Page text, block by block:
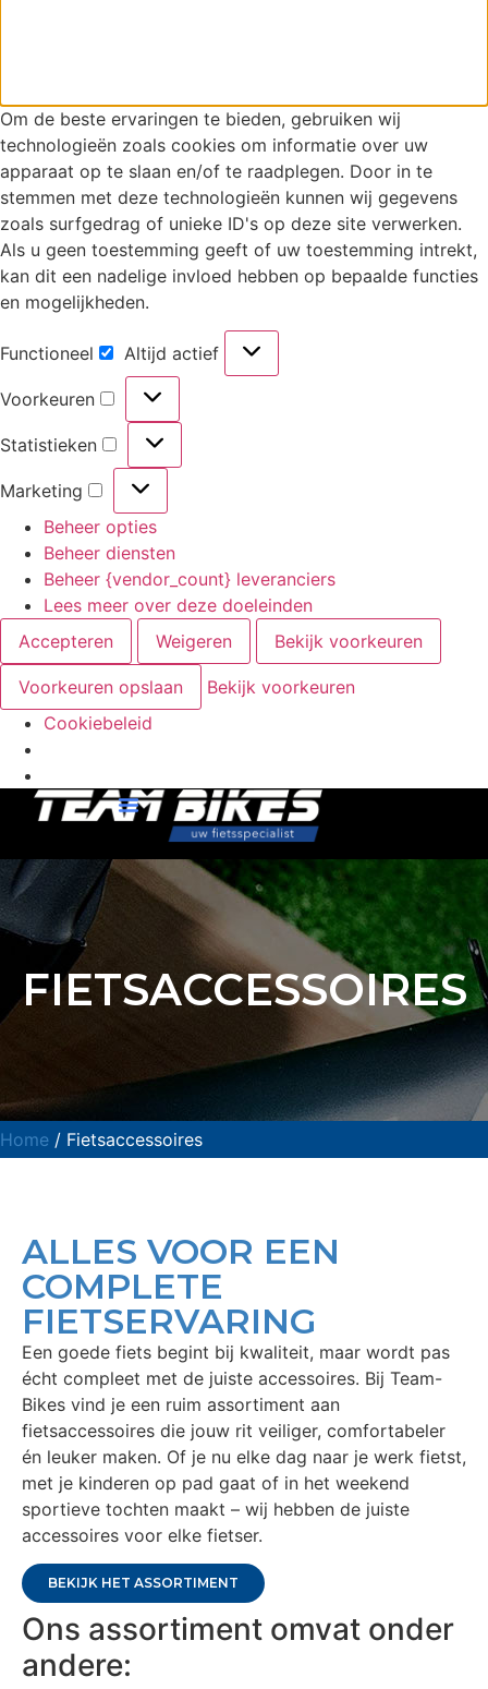
Om de beste ervaringen te bieden, gebruiken wij
technologieën zoals cookies om informatie over uw
apparaat op te slaan en/of te raadplegen. Door in te
stemmen met deze technologieën kunnen wij gegevens
zoals surfgedrag of unieke ID's op deze site verwerken.
Als u geen toestemming geeft of uw toestemming intrekt,
kan dit een nadelige invloed hebben op bepaalde functies
en mogelijkheden.
Functioneel Altijd actief
Voorkeuren
Statistieken
Marketing
Beheer opties
Beheer diensten
Beheer {vendor_count} leveranciers
Lees meer over deze doeleinden
Accepteren
Weigeren Bekijk voorkeuren
Voorkeuren opslaan
Bekijk voorkeuren
Cookiebeleid
FIETSACCESSOIRES
Home / Fietsaccessoires
ALLES VOOR EEN
COMPLETE
FIETSERVARING
Een goede fiets begint bij kwaliteit, maar wordt pas
écht compleet met de juiste accessoires. Bij Team-
Bikes vind je een ruim assortiment aan
fietsaccessoires die jouw rit veiliger, comfortabeler
én leuker maken. Of je nu elke dag naar je werk fietst,
met je kinderen op pad gaat of in het weekend
sportieve tochten maakt – wij hebben de juiste
accessoires voor elke fietser.
BEKIJK HET ASSORTIMENT
Ons assortiment omvat onder
andere: